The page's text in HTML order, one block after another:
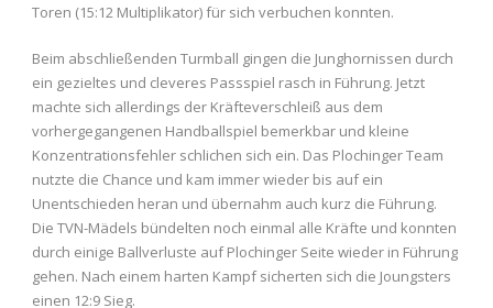
Toren (15:12 Multiplikator) für sich verbuchen konnten.
Beim abschließenden Turmball gingen die Junghornissen durch
ein gezieltes und cleveres Passspiel rasch in Führung. Jetzt
machte sich allerdings der Kräfteverschleiß aus dem
vorhergegangenen Handballspiel bemerkbar und kleine
Konzentrationsfehler schlichen sich ein. Das Plochinger Team
nutzte die Chance und kam immer wieder bis auf ein
Unentschieden heran und übernahm auch kurz die Führung.
Die TVN-Mädels bündelten noch einmal alle Kräfte und konnten
durch einige Ballverluste auf Plochinger Seite wieder in Führung
gehen. Nach einem harten Kampf sicherten sich die Joungsters
einen 12:9 Sieg.